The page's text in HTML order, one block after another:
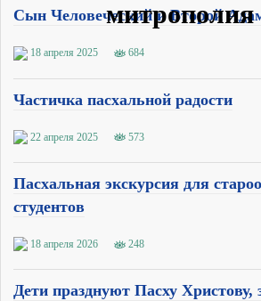
Сын Человеческий и Второй
18 апреля 2025 684
Частичка пасхальной радости
22 апреля 2025 573
Пасхальная экскурсия для
студентов
18 апреля 2026 248
Дети празднуют Пасху Христову,